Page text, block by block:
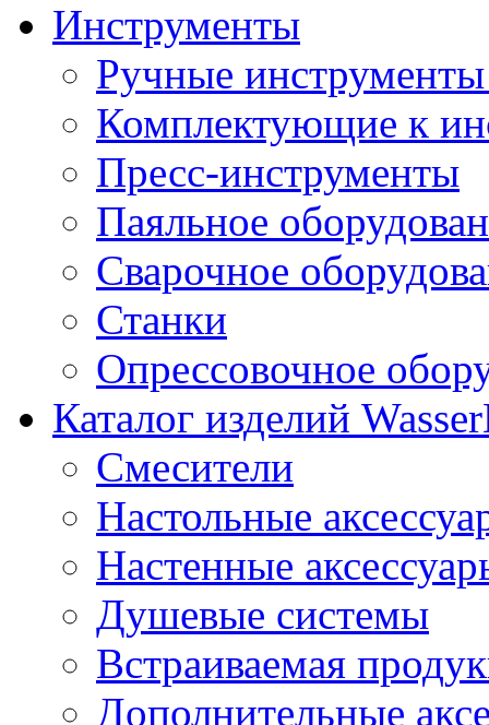
Инструменты
Ручные
Комплектующие к
Пресс-инструменты
Паяльное
Сварочное
Станки
Опрессовочное
Каталог изделий
Смесители
Настольные
Настенные
Душевые системы
Встраиваемая
Дополнительные